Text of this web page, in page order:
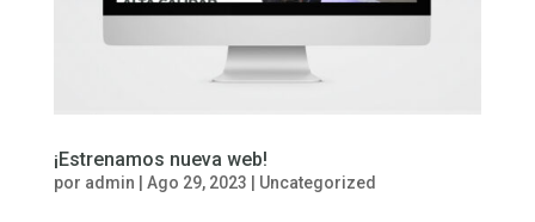
¡Estrenamos nueva web!
por admin Ago 29, 2023 Uncategorized